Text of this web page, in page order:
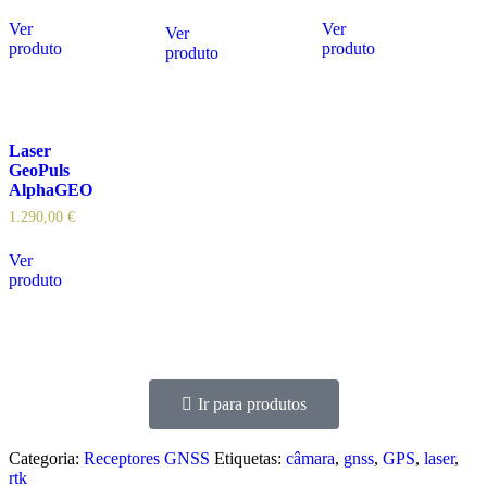
Ver
produto
Ver
produto
Ver
produto
Laser
GeoPuls
AlphaGEO
1.290,00 €
Ver
produto
Ir para produtos
Categoria: Receptores GNSS Etiquetas: câmara, gnss, GPS, laser,
rtk